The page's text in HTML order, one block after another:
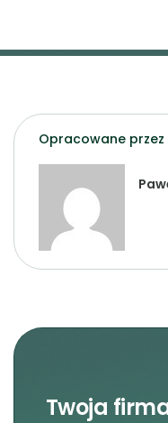
Opracowane przez
Twoja